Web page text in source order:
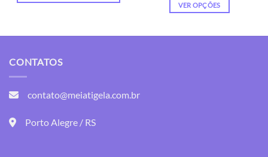
VER OPÇÕES
CONTATOS
contato@meiatigela.com.br
Porto Alegre / RS